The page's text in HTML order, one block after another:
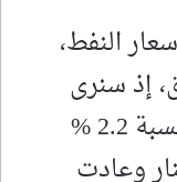
النفط،
إذ سنرى
الناتج المحلي الإجمالي ينمو بنسبة 2.2 %
وعادت